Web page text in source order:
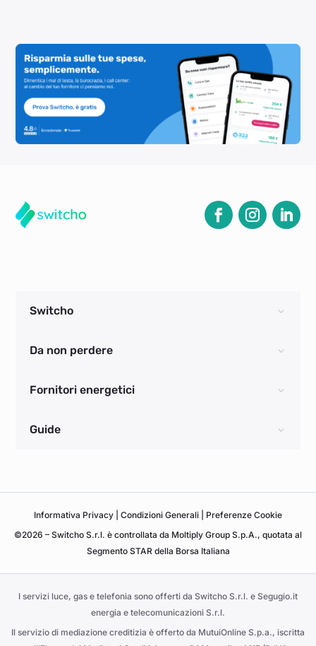
Switcho
Da non perdere
Fornitori energetici
Guide
Informativa Privacy Condizioni Generali
Preferenze Cookie
©2026 – Switcho S.r.l. è controllata da Moltiply Group S.p.A., quotata al
Segmento STAR della Borsa Italiana
I servizi luce, gas e telefonia sono offerti da Switcho S.r.l. e Segugio.it
energia e telecomunicazioni S.r.l.
Il servizio di mediazione creditizia è offerto da MutuiOnline S.p.a., iscritta